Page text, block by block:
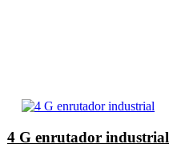
4 G enrutador industrial